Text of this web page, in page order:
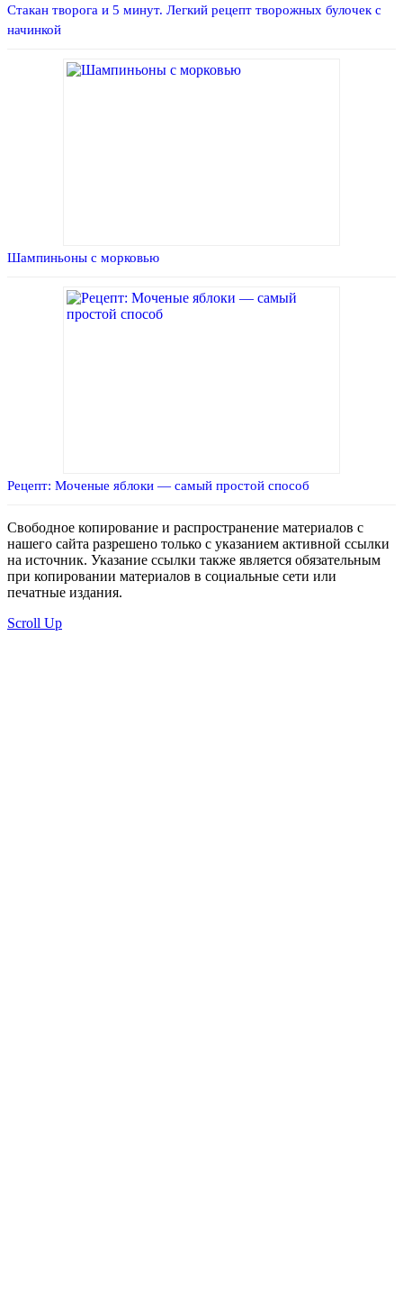
Стакан творога и 5 минут. Легкий рецепт творожных булочек с
начинкой
Шампиньоны с морковью
Рецепт: Моченые яблоки — самый простой способ
Свободное копирование и распространение материалов с
нашего сайта разрешено только с указанием активной ссылки
на источник. Указание ссылки также является обязательным
при копировании материалов в социальные сети или
печатные издания.
Scroll Up